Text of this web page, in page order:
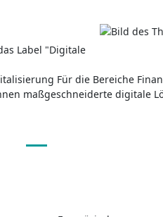
Label "Digitale
Für die Bereiche
maßgeschneiderte digitale